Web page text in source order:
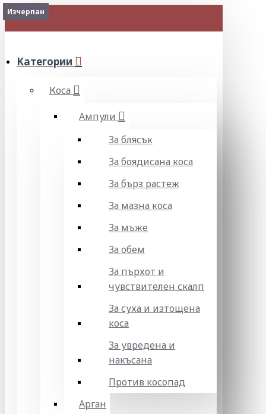
МЕНЮ
Категории
Коса
Ампули
За блясък
За боядисана коса
За бърз растеж
За мазна коса
За мъже
За обем
За пърхот и
чувствителен скалп
За суха и изтощена
коса
За увредена и
накъсана
Против косопад
Арган
Изчерпан
Изчерпан
Изчерпан